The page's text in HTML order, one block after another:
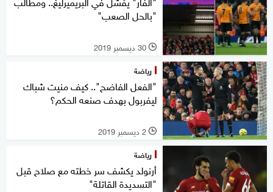
"بالحل الصعب"
l 30 ديسمبر 2019
رياضة
"الفعل الفاضح".. كيف منيت شباك
ليفربول بهدف صنعه الحكم؟
l 2 ديسمبر 2019
رياضة
أرنولد يكشف سر خطته مع صلاح قبل
"التسديدة القاتلة"